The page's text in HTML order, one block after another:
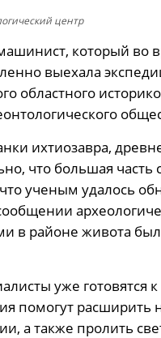
центр
который во
выехала
областного
ихтиозавра,
что большая часть
ученым удалось
в районе живота
уже готовятся
помогут расширить
а также пролить